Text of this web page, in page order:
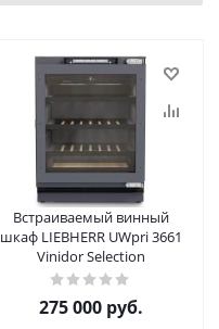
Встраиваемый винный
шкаф LIEBHERR UWpri 3661
Vinidor Selection
275 000руб.